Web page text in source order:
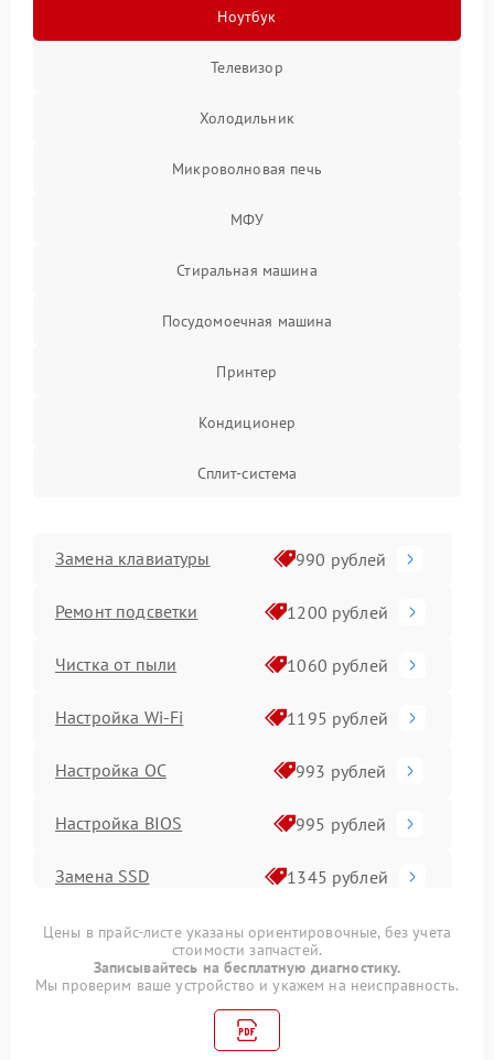
Ноутбук
Телевизор
Холодильник
Микроволновая печь
МФУ
Стиральная машина
Посудомоечная машина
Принтер
Кондиционер
Сплит-система
Замена клавиатуры 990 рублей
Ремонт подсветки 1200 рублей
Чистка от пыли 1060 рублей
Настройка Wi-Fi 1195 рублей
Настройка ОС 993 рублей
Настройка BIOS 995 рублей
Замена SSD 1345 рублей
Установка драйверов 945 рублей
Замена видеочипа 2745 рублей
Цены в прайс-листе указаны ориентировочные, без учета
стоимости запчастей.
Записывайтесь на бесплатную диагностику.
Мы проверим ваше устройство и укажем на неисправность.